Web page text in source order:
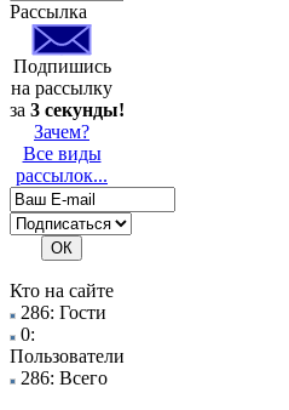
Рассылка
Подпишись
на рассылку
за 3 секунды!
Зачем?
Все виды
рассылок...
Кто на сайте
286: Гости
0:
Пользователи
286: Всего